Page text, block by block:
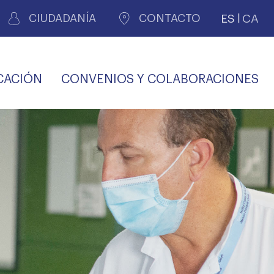
CIUDADANÍA CONTACTO ES CA
MÉDICOS POR
PERITAJE
JUDICIAL
CONVENIOS Y COLABORACIONES
COLEGIALES
PERSONAL LABORAL
COMLL
SALUD Y APOYO AL
MÉDICO
AGENCIA DE
VIDA
PROFESIONAL
OFERTAS Y
PREMIOS Y BECAS TRANSPARENCIA
RECETAS
privada
TRÁMITES CONSULTA
MÉDICA